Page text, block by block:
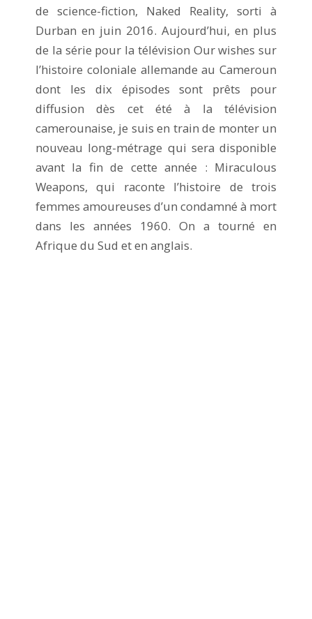
de science-fiction, Naked Reality, sorti à
Durban en juin 2016. Aujourd’hui, en plus
de la série pour la télévision Our wishes sur
l’histoire coloniale allemande au Cameroun
dont les dix épisodes sont prêts pour
diffusion dès cet été à la télévision
camerounaise, je suis en train de monter un
nouveau long-métrage qui sera disponible
avant la fin de cette année : Miraculous
Weapons, qui raconte l’histoire de trois
femmes amoureuses d’un condamné à mort
dans les années 1960. On a tourné en
Afrique du Sud et en anglais.